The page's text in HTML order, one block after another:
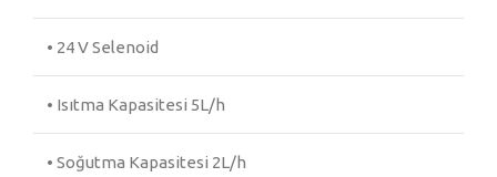
• 24 V Selenoid
• Isıtma Kapasitesi 5L/h
• Soğutma Kapasitesi 2L/h